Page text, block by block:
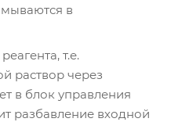
в
т.е.
раствор через
в блок управления
разбавление входной